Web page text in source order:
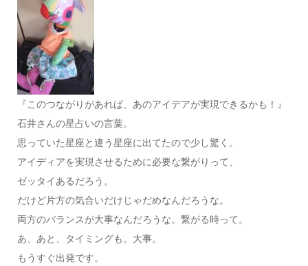
『このつながりがあれば、あのアイデアが実現できるかも！』
石井さんの星占いの言葉。
思っていた星座と違う星座に出てたので少し驚く。
アイディアを実現させるために必要な繋がりって、
ゼッタイあるだろう。
だけど片方の気合いだけじゃだめなんだろうな。
両方のバランスが大事なんだろうな。繋がる時って。
あ、あと、タイミングも。大事。
もうすぐ出発です。